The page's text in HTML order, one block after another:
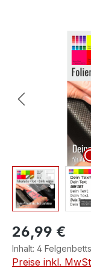
Bildergalerie
26,99 €
Inhalt: 4
Preise inkl.